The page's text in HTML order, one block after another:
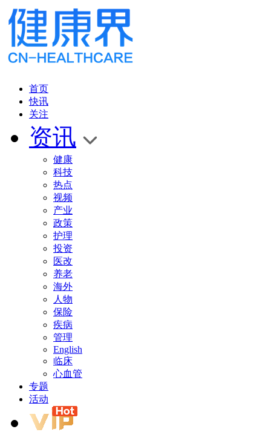
首页
快讯
关注
资讯
健康
科技
热点
视频
产业
政策
护理
投资
医改
养老
海外
人物
保险
疾病
管理
English
临床
心血管
专题
活动